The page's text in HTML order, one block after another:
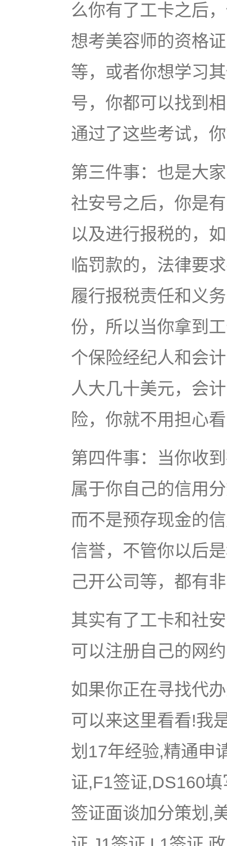
么你有了工卡之后
想考美容师的资格
等，或者你想学习
号，你都可以找到
通过了这些考试，
第三件事：也是大
社安号之后，你是
以及进行报税的，
临罚款的，法律要
履行报税责任和义
份，所以当你拿到
个保险经纪人和会
人大几十美元，会
险，你就不用担心
第四件事：当你收
属于你自己的信用
而不是预存现金的
信誉，不管你以后
己开公司等，都有
其实有了工卡和社
可以注册自己的网
如果你正在寻找代
可以来这里看看!我
划17年经验,精通申
证,F1签证,DS160
签证面谈加分策划,